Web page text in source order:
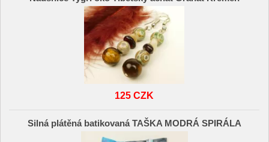
125 CZK
Silná plátěná batikovaná TAŠKA MODRÁ SPIRÁLA